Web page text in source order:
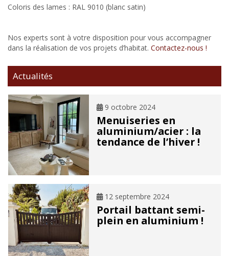
Coloris des lames : RAL 9010 (blanc satin)
Nos experts sont à votre disposition pour vous accompagner
dans la réalisation de vos projets d’habitat. Contactez-nous !
Actualités
9 octobre 2024
Menuiseries en
aluminium/acier : la
tendance de l’hiver !
12 septembre 2024
Portail battant semi-
plein en aluminium !